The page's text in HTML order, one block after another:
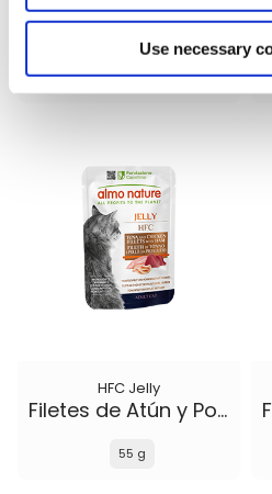
Use necessary
HFC Jelly
55 g
HFC Jelly
Filetes de Atún y Pollo con Jamón
55 g